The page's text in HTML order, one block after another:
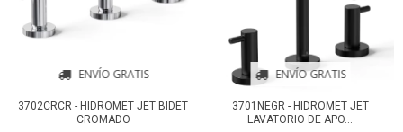
ENVÍO GRATIS
3702CRCR - HIDROMET JET BIDET
CROMADO
ENVÍO GRATIS
3701NEGR - HIDROMET JET
LAVATORIO DE APO...